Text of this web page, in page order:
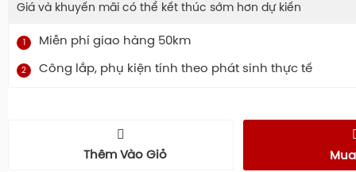
Giá và khuyến mãi có thể kết thúc sớm hơn dự kiến
Miễn phí giao hàng 50km
2 Công lắp, phụ kiện tính theo phát sinh thực tế
Thêm Vào Giỏ